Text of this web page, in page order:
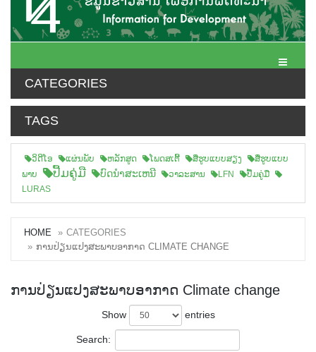
Toggle
CATEGORIES
TAGS
ວິດີໂອ ແຜ່ນພັບ ຫລັກສູດ ໂພດສເຕີ້ ສືຮູບແບບສຽງ
ສື່ຮູບແບບ
ພາບ
ປື້ມຄູ່ມື ບົດນຳສະເຫນີ ວາລະສານ LFN
ປື້ມຄູ່ມື
LURAS
HOME
CATEGORIES
ການປ່ຽນແປງສະພາບອາກາດ CLIMATE CHANGE
ການປ່ຽນແປງສະພາບອາກາດ Climate change
Show entries
Search: